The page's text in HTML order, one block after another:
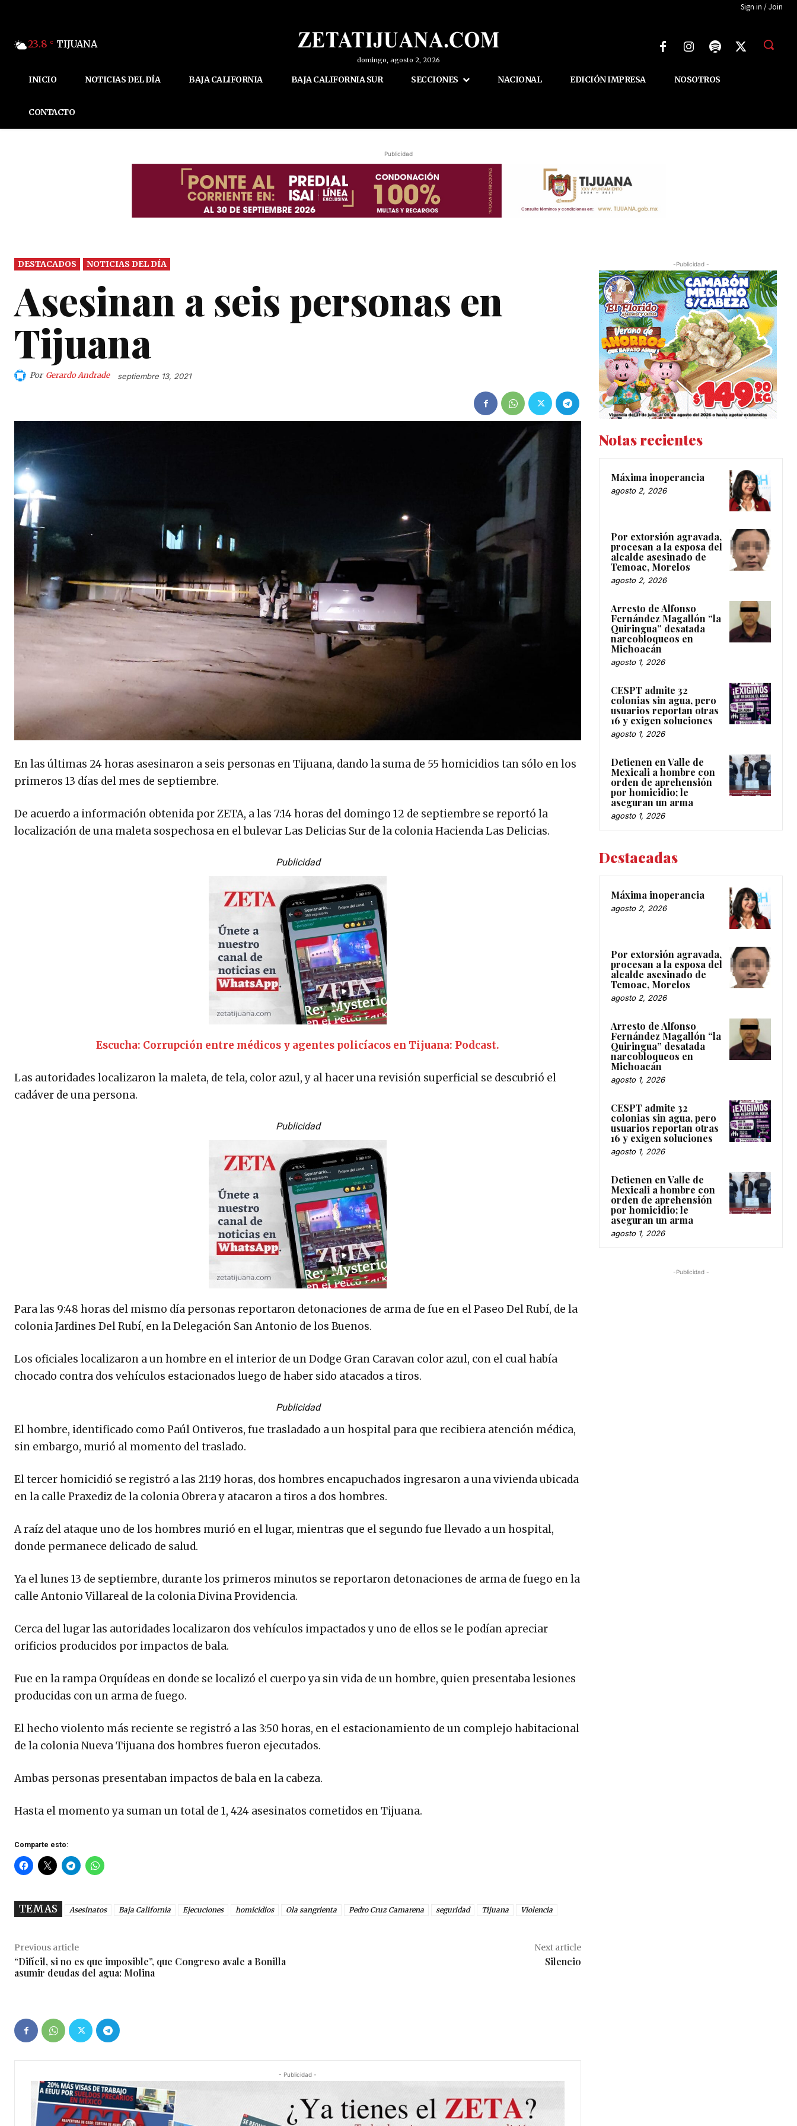
Sign in / Join
23.8 C TIJUANA
domingo, agosto 2, 2026
INICIO NOTICIAS DEL DÍA BAJA CALIFORNIA BAJA CALIFORNIA SUR SECCIONES NACIONAL EDICIÓN IMPRESA NOSOTROS
CONTACTO
Publicidad
DESTACADOS NOTICIAS DEL DÍA
Asesinan a seis personas en
Tijuana
Por Gerardo Andrade septiembre 13, 2021
En las últimas 24 horas asesinaron a seis personas en Tijuana, dando la suma de 55 homicidios tan sólo en los
primeros 13 días del mes de septiembre.
De acuerdo a información obtenida por ZETA, a las 7:14 horas del domingo 12 de septiembre se reportó la
localización de una maleta sospechosa en el bulevar Las Delicias Sur de la colonia Hacienda Las Delicias.
Publicidad
Escucha: Corrupción entre médicos y agentes policíacos en Tijuana: Podcast.
Las autoridades localizaron la maleta, de tela, color azul, y al hacer una revisión superficial se descubrió el
cadáver de una persona.
Publicidad
Para las 9:48 horas del mismo día personas reportaron detonaciones de arma de fue en el Paseo Del Rubí, de la
colonia Jardines Del Rubí, en la Delegación San Antonio de los Buenos.
Los oficiales localizaron a un hombre en el interior de un Dodge Gran Caravan color azul, con el cual había
chocado contra dos vehículos estacionados luego de haber sido atacados a tiros.
Publicidad
El hombre, identificado como Paúl Ontiveros, fue trasladado a un hospital para que recibiera atención médica,
sin embargo, murió al momento del traslado.
El tercer homicidió se registró a las 21:19 horas, dos hombres encapuchados ingresaron a una vivienda ubicada
en la calle Praxediz de la colonia Obrera y atacaron a tiros a dos hombres.
A raíz del ataque uno de los hombres murió en el lugar, mientras que el segundo fue llevado a un hospital,
donde permanece delicado de salud.
Ya el lunes 13 de septiembre, durante los primeros minutos se reportaron detonaciones de arma de fuego en la
calle Antonio Villareal de la colonia Divina Providencia.
Cerca del lugar las autoridades localizaron dos vehículos impactados y uno de ellos se le podían apreciar
orificios producidos por impactos de bala.
Fue en la rampa Orquídeas en donde se localizó el cuerpo ya sin vida de un hombre, quien presentaba lesiones
producidas con un arma de fuego.
El hecho violento más reciente se registró a las 3:50 horas, en el estacionamiento de un complejo habitacional
de la colonia Nueva Tijuana dos hombres fueron ejecutados.
Ambas personas presentaban impactos de bala en la cabeza.
Hasta el momento ya suman un total de 1, 424 asesinatos cometidos en Tijuana.
Comparte esto:
TEMAS Asesinatos Baja California Ejecuciones homicidios Ola sangrienta Pedro Cruz Camarena seguridad Tijuana Violencia
Previous article
“Difícil, si no es que imposible”, que Congreso avale a Bonilla
asumir deudas del agua: Molina
Next article
Silencio
- Publicidad -
-Publicidad -
Notas recientes
Máxima inoperancia
agosto 2, 2026
Por extorsión agravada,
procesan a la esposa del
alcalde asesinado de
Temoac, Morelos
agosto 2, 2026
Arresto de Alfonso
Fernández Magallón “la
Quiringua” desatada
narcobloqueos en
Michoacán
agosto 1, 2026
CESPT admite 32
colonias sin agua, pero
usuarios reportan otras
16 y exigen soluciones
agosto 1, 2026
Detienen en Valle de
Mexicali a hombre con
orden de aprehensión
por homicidio; le
aseguran un arma
agosto 1, 2026
Destacadas
Máxima inoperancia
agosto 2, 2026
Por extorsión agravada,
procesan a la esposa del
alcalde asesinado de
Temoac, Morelos
agosto 2, 2026
Arresto de Alfonso
Fernández Magallón “la
Quiringua” desatada
narcobloqueos en
Michoacán
agosto 1, 2026
CESPT admite 32
colonias sin agua, pero
usuarios reportan otras
16 y exigen soluciones
agosto 1, 2026
Detienen en Valle de
Mexicali a hombre con
orden de aprehensión
por homicidio; le
aseguran un arma
agosto 1, 2026
-Publicidad -